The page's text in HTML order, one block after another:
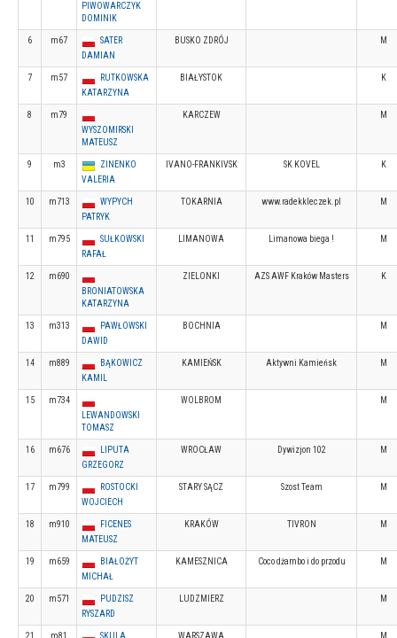
PIWOWARCZYK
DOMINIK
6 m67
SATER
DAMIAN
BUSKO ZDRÓJ M
7 m57
RUTKOWSKA
KATARZYNA
BIAŁYSTOK K
8
m79
WYSZOMIRSKI
MATEUSZ
KARCZEW M
9 m3
ZINENKO
VALERIA
IVANO-FRANKIVSK SK KOVEL K
10 m713
WYPYCH
PATRYK
TOKARNIA www.radekkleczek.pl M
11 m795
SUŁKOWSKI
RAFAŁ
LIMANOWA Limanowa biega ! M
12
m690
BRONIATOWSKA
KATARZYNA
ZIELONKI AZS AWF Kraków Masters K
13 m313
PAWŁOWSKI
DAWID
BOCHNIA M
14 m889
BĄKOWICZ
KAMIL
KAMIEŃSK Aktywni Kamieńsk M
15
m734
LEWANDOWSKI
TOMASZ
WOLBROM M
16 m676
LIPUTA
GRZEGORZ
WROCŁAW Dywizjon 102 M
17 m799
ROSTOCKI
WOJCIECH
STARY SĄCZ Szost Team M
18 m910
FICENES
MATEUSZ
KRAKÓW TIVRON M
19 m659
BIAŁOŻYT
MICHAŁ
KAMESZNICA Coco dżambo i do przodu M
20 m571
PUDZISZ
RYSZARD
LUDZMIERZ M
21 m81
SKULA
WARSZAWA M